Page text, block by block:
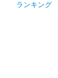
プレミアム
ランキング